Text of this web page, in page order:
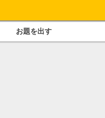
お題を出す